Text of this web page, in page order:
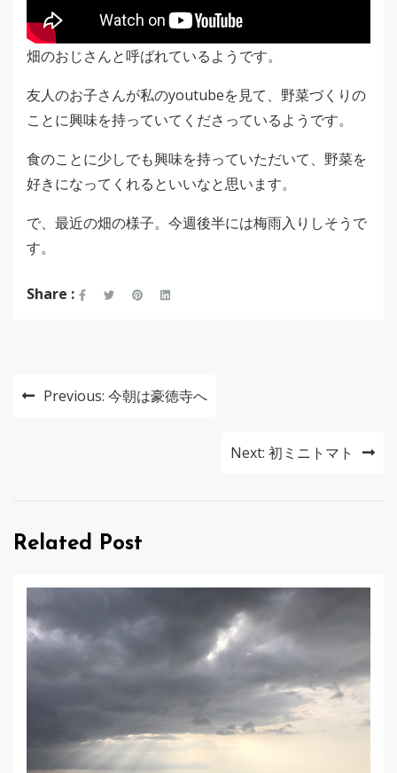
畑のおじさんと呼ばれているようです。
友人のお子さんが私のyoutubeを見て、野菜づくりの
ことに興味を持っていてくださっているようです。
食のことに少しでも興味を持っていただいて、野菜を
好きになってくれるといいなと思います。
で、最近の畑の様子。今週後半には梅雨入りしそうで
す。
Share :
投
ー
ョ
ン
Previous: 今朝は豪徳寺へ
Next: 初ミニトマト
Related Post